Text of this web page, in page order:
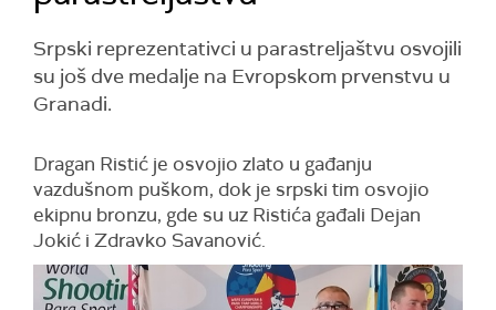
Srpski reprezentativci u parastreljaštvu osvojili
su još dve medalje na Evropskom prvenstvu u
Granadi.
Dragan Ristić je osvojio zlato u gađanju
vazdušnom puškom, dok je srpski tim osvojio
ekipnu bronzu, gde su uz Ristića gađali Dejan
Jokić i Zdravko Savanović.